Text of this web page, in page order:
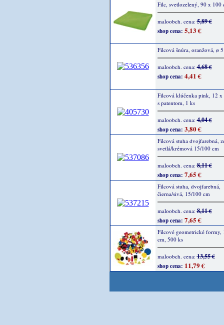
Filc, svetlozelený, 90 x 100
maloobch. cena:5,89 €
shop cena: 5,13 €
Filcová šnúra, oranžová, ø
maloobch. cena:4,68 €
shop cena: 4,41 €
Filcová klúčenka pink, 12 x
s patentom, 1 ks
maloobch. cena:4,04 €
shop cena: 3,80 €
Filcová stuha dvojfarebná,
svetlá/krémová 15/100 cm
maloobch. cena:8,11 €
shop cena: 7,65 €
Filcová stuha, dvojfarebná,
čierna/sivá, 15/100 cm
maloobch. cena:8,11 €
shop cena: 7,65 €
Filcové geometrické formy,
cm, 500 ks
maloobch. cena:13,55 €
shop cena: 11,79 €